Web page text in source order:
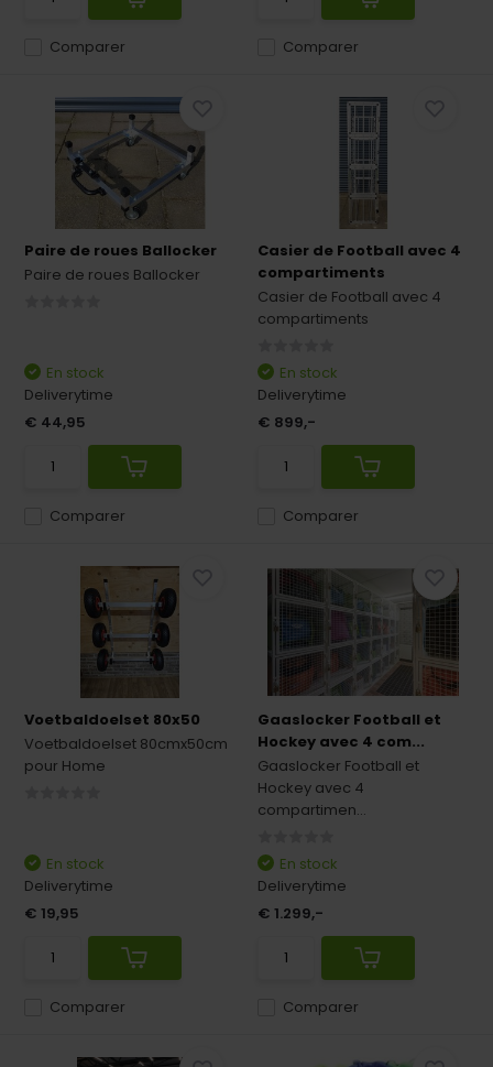
Comparer Comparer
Paire de roues Ballocker
Paire de roues Ballocker
Comparer
En stock
Deliverytime
€ 44,95
Casier de Football avec 4
compartiments
Casier de Football avec 4
compartiments
Comparer
En stock
Deliverytime
€ 899,-
Voetbaldoelset 80x50
Voetbaldoelset 80cmx50cm
pour Home
Comparer
En stock
Deliverytime
€ 19,95
Gaaslocker Football et
Hockey avec 4 com...
Gaaslocker Football et
Hockey avec 4
compartimen...
Comparer
En stock
Deliverytime
€ 1.299,-